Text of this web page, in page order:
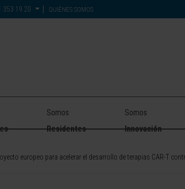
353 19 20 QUIÉNES SOMOS
Somos
Residentes
Somos
Innovación
europeo para acelerar el desarrollo de terapias CAR-T